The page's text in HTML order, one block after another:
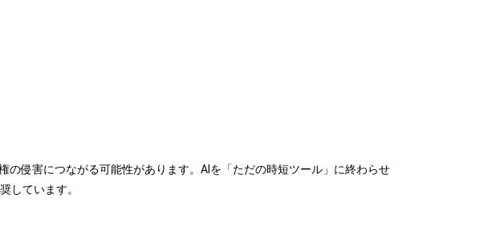
侵害につながる可能性があります。AIを「ただの時短ツール」に終わらせ
しています。